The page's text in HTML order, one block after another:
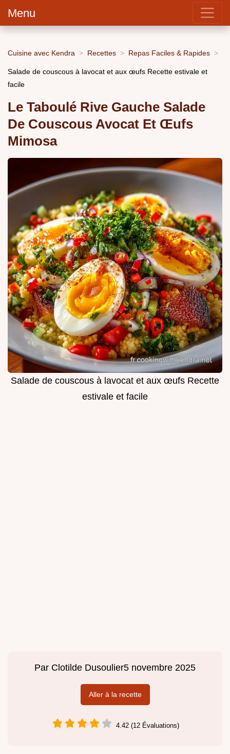
Menu
Cuisine avec Kendra Recettes Repas Faciles & Rapides
Salade de couscous à lavocat et aux œufs Recette estivale et
facile
Le Taboulé Rive Gauche Salade
De Couscous Avocat Et Œufs
Mimosa
Salade de couscous à lavocat et aux œufs Recette
estivale et facile
Par Clotilde Dusoulier5 novembre 2025
Aller à la recette
4.42 (12 Évaluations)